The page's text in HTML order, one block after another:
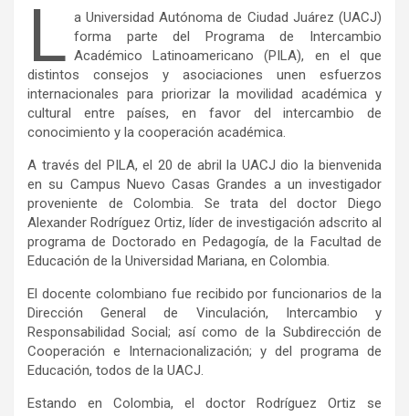
L a Universidad Autónoma de Ciudad Juárez (UACJ)
forma parte del Programa de Intercambio
Académico Latinoamericano (PILA), en el que
distintos consejos y asociaciones unen esfuerzos
internacionales para priorizar la movilidad académica y
cultural entre países, en favor del intercambio de
conocimiento y la cooperación académica.
A través del PILA, el 20 de abril la UACJ dio la bienvenida
en su Campus Nuevo Casas Grandes a un investigador
proveniente de Colombia. Se trata del doctor Diego
Alexander Rodríguez Ortiz, líder de investigación adscrito al
programa de Doctorado en Pedagogía, de la Facultad de
Educación de la Universidad Mariana, en Colombia.
El docente colombiano fue recibido por funcionarios de la
Dirección General de Vinculación, Intercambio y
Responsabilidad Social; así como de la Subdirección de
Cooperación e Internacionalización; y del programa de
Educación, todos de la UACJ.
Estando en Colombia, el doctor Rodríguez Ortiz se